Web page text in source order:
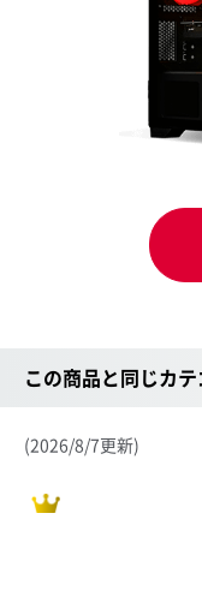
この商品と同じカ
(2026/8/7更新)